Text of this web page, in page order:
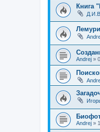
Книга
Д.И.В.
Andrej »
Andrej »